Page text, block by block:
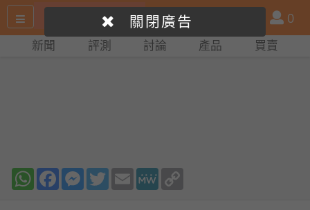
尋
產
品
比
會
員
0
新聞 評測 討論 產品 買賣
WhatsAppFacebookMessenger
TwitterEmail MeWe
關閉廣告